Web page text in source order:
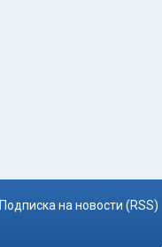
Подписка на новости (RSS)